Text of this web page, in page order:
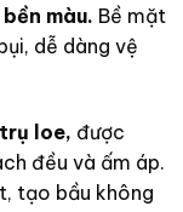
màu. Bề mặt
dễ dàng vệ
loe, được
đều và ấm áp.
tạo bầu không